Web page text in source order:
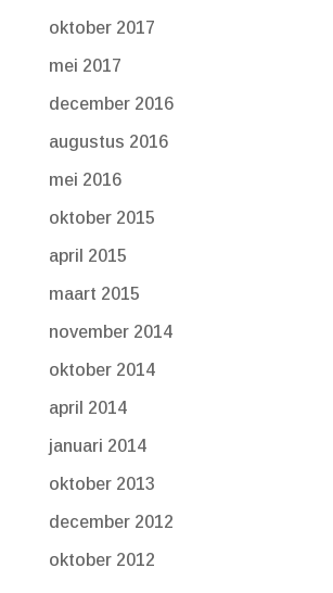
oktober 2017
mei 2017
december 2016
augustus 2016
mei 2016
oktober 2015
april 2015
maart 2015
november 2014
oktober 2014
april 2014
januari 2014
oktober 2013
december 2012
oktober 2012